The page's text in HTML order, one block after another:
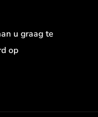
u graag te
op